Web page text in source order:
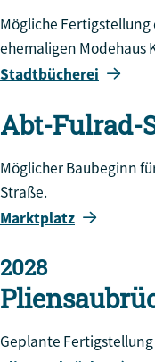
Mögliche
ehemaligen Modehaus
Stadtbücherei
Abt-Fulrad-
Möglicher Baubeginn
Straße.
Marktplatz
2028
Geplante